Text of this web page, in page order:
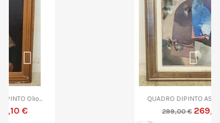
QUADRO DIPINTO ASTRATTO G....